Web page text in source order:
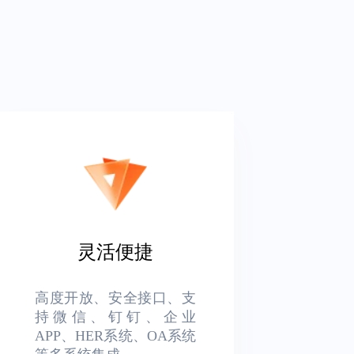
灵活便捷
高度开放、安全接口、支
持微信、钉钉、企业
APP、HER系统、OA系统